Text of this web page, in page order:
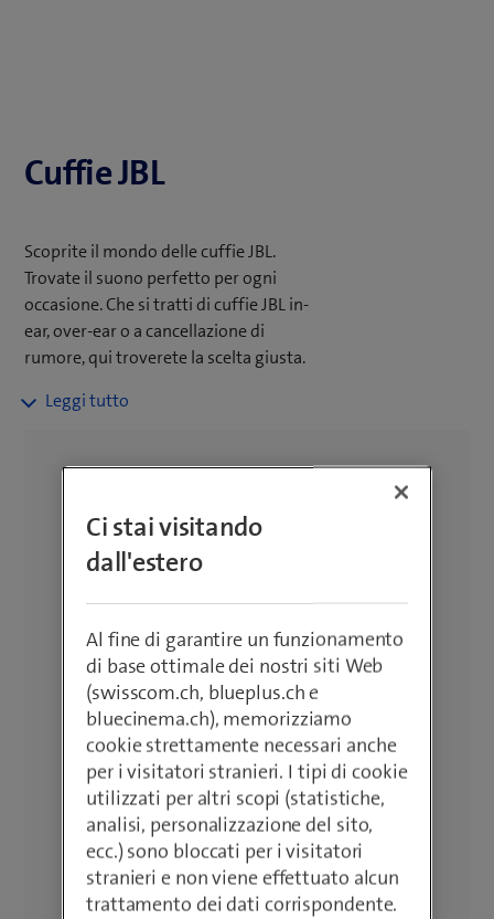
Cuffie JBL
Scoprite il mondo delle cuffie JBL.
Trovate il suono perfetto per ogni
occasione. Che si tratti di cuffie JBL in-
ear, over-ear o a cancellazione di
rumore, qui troverete la scelta giusta.
Approfittate della consegna gratuita a
50.– e delle funzioni aggiuntive che
Che si tratti di musica, telefonate o
film: Abbiamo le cuffie perfette per
voi. Trovate subito le cuffie JBL giuste.
Ci stai visitando
dall'estero
Al fine di garantire un funzionamento
di base ottimale dei nostri siti Web
(swisscom.ch, blueplus.ch e
bluecinema.ch), memorizziamo
cookie strettamente necessari anche
per i visitatori stranieri. I tipi di cookie
utilizzati per altri scopi (statistiche,
analisi, personalizzazione del sito,
ecc.) sono bloccati per i visitatori
stranieri e non viene effettuato alcun
trattamento dei dati corrispondente.